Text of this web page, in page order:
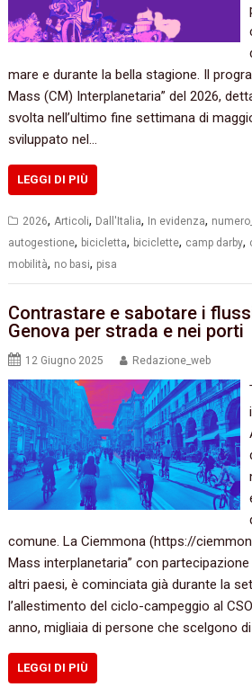
mare e durante la bella stagione. Il
Mass (CM) Interplanetaria” del 2026,
svolta nell’ultimo fine settimana di
sviluppato nel…
LEGGI DI PIÙ
2026, Articoli, Dall'Italia, In evidenza,
autogestione, bicicletta, biciclette, camp darby,
mobilità, no basi, pisa
Contrastare e sabotare i
Genova per strada e nei porti
12 Giugno 2025 Redazione_web
comune. La Ciemmona (https://
Mass interplanetaria” con
altri paesi, è cominciata già durante la
l’allestimento del ciclo-campeggio al
anno, migliaia di persone che scelgono
LEGGI DI PIÙ